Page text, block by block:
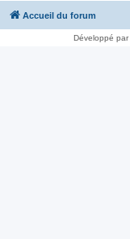
Accueil du forum
Développé par